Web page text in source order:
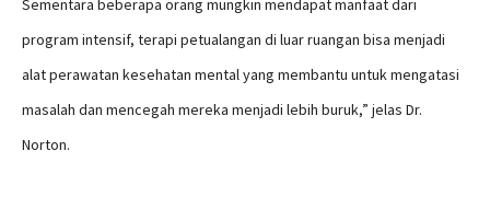
Sementara beberapa orang mungkin mendapat manfaat dari
program intensif, terapi petualangan di luar ruangan bisa menjadi
alat perawatan kesehatan mental yang membantu untuk mengatasi
masalah dan mencegah mereka menjadi lebih buruk,” jelas Dr.
Norton.